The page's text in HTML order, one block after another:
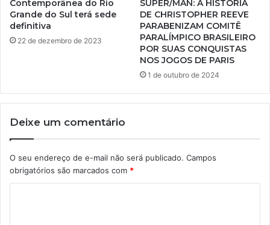
Contemporânea do Rio
Grande do Sul terá sede
definitiva
22 de dezembro de 2023
SUPER/MAN: A HISTÓRIA
DE CHRISTOPHER REEVE
PARABENIZAM COMITÊ
PARALÍMPICO BRASILEIRO
POR SUAS CONQUISTAS
NOS JOGOS DE PARIS
1 de outubro de 2024
Deixe um comentário
O seu endereço de e-mail não será publicado. Campos
obrigatórios são marcados com *